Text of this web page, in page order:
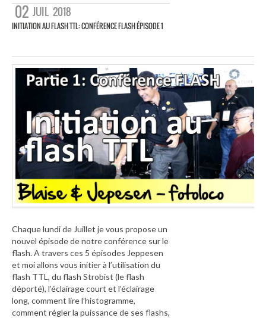
02 JUIL 2018
INITIATION AU FLASH TTL: CONFÉRENCE FLASH ÉPISODE 1
Chaque lundi de Juillet je vous propose un
nouvel épisode de notre conférence sur le
flash. A travers ces 5 épisodes Jeppesen
et moi allons vous initier à l’utilisation du
flash TTL, du flash Strobist (le flash
déporté), l’éclairage court et l’éclairage
long, comment lire l’histogramme,
comment régler la puissance de ses flashs,